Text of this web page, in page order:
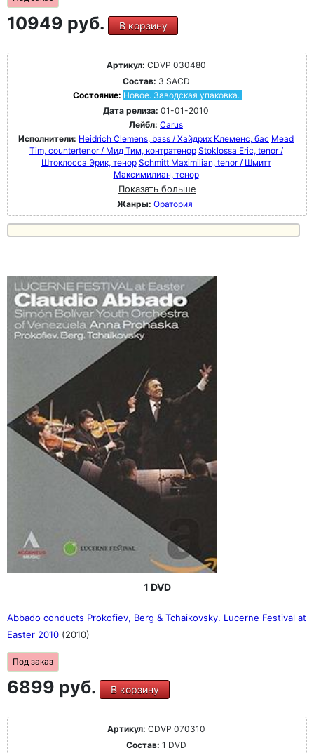
10949 руб. В корзину
Артикул: CDVP 030480
Состав: 3 SACD
Состояние: Новое. Заводская упаковка.
Дата релиза: 01-01-2010
Лейбл: Carus
Исполнители: Heidrich Clemens, bass / Хайдрих Клеменс, бас Mead
Tim, countertenor / Мид Тим, контратенор Stoklossa Eric, tenor /
Штоклосса Эрик, тенор Schmitt Maximilian, tenor / Шмитт
Максимилиан, тенор
Показать больше
Жанры: Оратория
1 DVD
Abbado conducts Prokofiev, Berg & Tchaikovsky. Lucerne Festival at
Easter 2010 (2010)
Под заказ
6899 руб. В корзину
Артикул: CDVP 070310
Состав: 1 DVD